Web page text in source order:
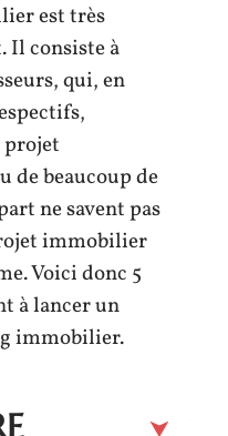
est très
Il consiste à
qui, en
projet
de beaucoup de
ne savent pas
immobilier
Voici donc 5
à lancer un
immobilier.